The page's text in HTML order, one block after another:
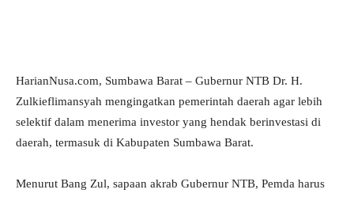
HarianNusa.com, Sumbawa Barat – Gubernur NTB Dr. H.
Zulkieflimansyah mengingatkan pemerintah daerah agar lebih
selektif dalam menerima investor yang hendak berinvestasi di
daerah, termasuk di Kabupaten Sumbawa Barat.
Menurut Bang Zul, sapaan akrab Gubernur NTB, Pemda harus